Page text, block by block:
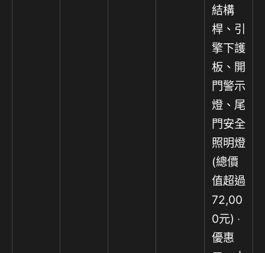
結構
桿、引
擎下護
板、開
門警示
燈、尾
門安全
照明燈
(總價
值超過
72,00
0元) ‧
優惠